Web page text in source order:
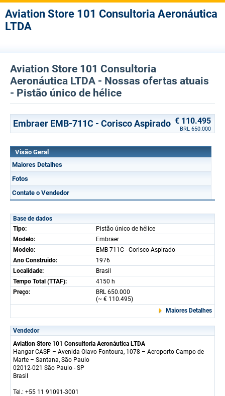
Aviation Store 101 Consultoria Aeronáutica
LTDA
Aviation Store 101 Consultoria
Aeronáutica LTDA - Nossas ofertas atuais
- Pistão único de hélice
Embraer EMB-711C - Corisco Aspirado € 110.495
BRL 650.000
Visão Geral
Maiores Detalhes
Fotos
Contate o Vendedor
Base de dados
Tipo:
Pistão único de hélice
Modelo:
Embraer
Modelo:
EMB-711C - Corisco Aspirado
Ano Construido:
1976
Localidade:
Brasil
Tempo Total (TTAF):
4150 h
Preço:
BRL 650.000
(~ € 110.495)
Maiores Detalhes
Vendedor
Aviation Store 101 Consultoria Aeronáutica LTDA
Hangar CASP – Avenida Olavo Fontoura, 1078 – Aeroporto Campo de
Marte – Santana, São Paulo
02012-021 São Paulo - SP
Brasil
Tel.: +55 11 91091-3001